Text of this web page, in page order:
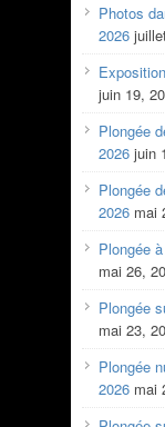
Photos
2026
juin 19,
Plongée
2026 juin
Plongée
2026 mai
Plongée
mai 26,
Plongée
mai 23,
Plongée
2026 mai